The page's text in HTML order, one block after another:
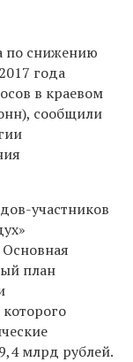
по снижению
года
в краевом
сообщили
участников
Основная
план
млрд рублей.